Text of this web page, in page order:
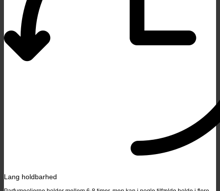
Lang holdbarhed